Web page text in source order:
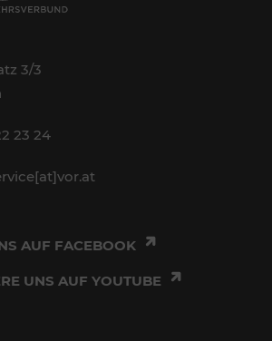
3/3
23 24
AUF FACEBOOK
UNS AUF YOUTUBE